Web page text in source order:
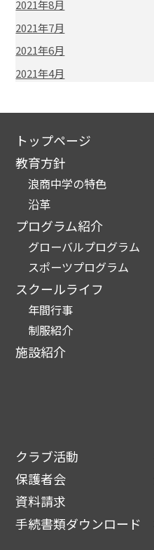
2021年8月
2021年7月
2021年6月
2021年4月
トップページ
教育方針
浪商中学の特色
沿革
プログラム紹介
グローバルプログラム
スポーツプログラム
スクールライフ
年間行事
制服紹介
施設紹介
クラブ活動
保護者会
資料請求
手続書類ダウンロード